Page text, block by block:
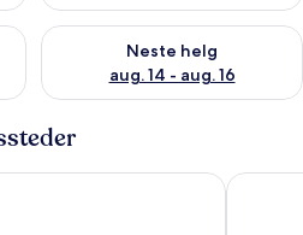
helgen, aug. 7 - aug. 9
Neste helg
aug. 14 - aug. 16
Sjekk tilgjengelighet for neste
near University 4 Mi to